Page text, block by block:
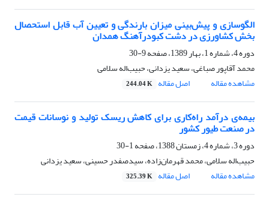
الگوسازی و پیش‌بینی میزان بارندگی و تعیین آب قابل استحصال
بخش کشاورزی در دشت کبودرآهنگ همدان
دوره 4، شماره 1، بهار 1389، صفحه
9-30
محمد آقاپور صباغی، سعید یزدانی، حبیب‌اله سلامی
مشاهده مقاله
اصل مقاله 244.04 K
بیمه‌ی درآمد راه‌کاری برای کاهش ریسک تولید و نوسانات قیمت
در صنعت طیور کشور
دوره 3، شماره 4، زمستان 1388، صفحه
1-30
حبیب‌اله سلامی، محمد قهرمان‌زاده، سیدصفدر حسینی، سعید یزدانی
مشاهده مقاله
اصل مقاله 325.39 K